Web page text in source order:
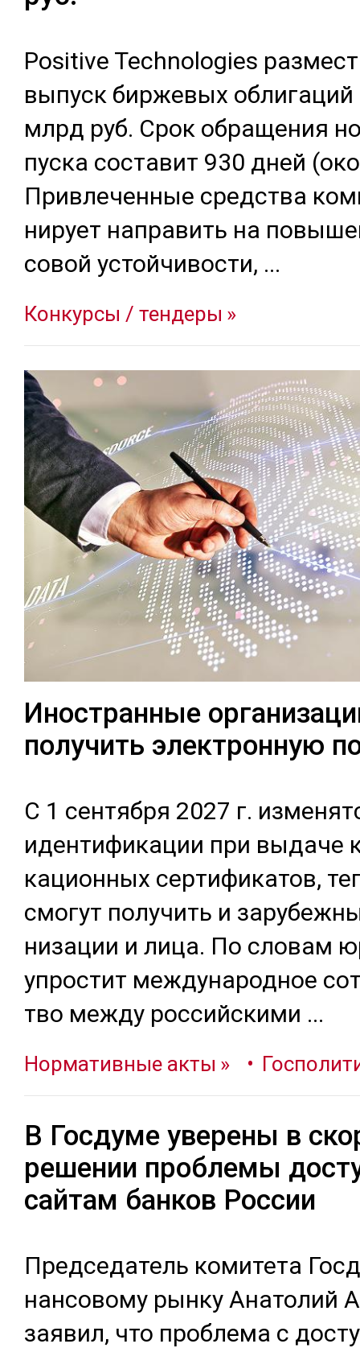
Positive Technologies
вы­пуск бир­же­вых
млрд руб. Срок об­ра­щения
пус­ка сос­та­вит 930 дней
Прив­ле­чен­ные средс­тва
нирует нап­ра­вить на
со­вой ус­той­чи­вос­ти, ...
Конкурсы / тендеры
Иностранные
получить электронную
С 1 сен­тяб­ря 2027 г.
иден­ти­фика­ции при вы­даче
кацион­ных сер­ти­фика­тов,
смо­гут по­лучить и
низа­ции и ли­ца. По сло­вам
уп­рос­тит меж­ду­народ­ное
тво меж­ду рос­сий­ски­ми ...
Нормативные акты
В Госдуме уверены в
решении проблемы
сайтам банков России
Пред­се­датель ко­мите­та
нан­со­вому рын­ку Ана­толий
зая­вил, что проб­ле­ма с